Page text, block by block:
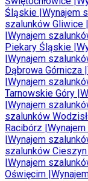
Śląskie Wynajem
szalunków Gliwice
Wynajem
Piekary Śląskie
Wynajem
Dąbrowa Górnicza
Wynajem
Tarnowskie Góry
Wynajem
szalunków
Racibórz
Wynajem
szalunków Cieszyn
Wynajem
Oświęcim